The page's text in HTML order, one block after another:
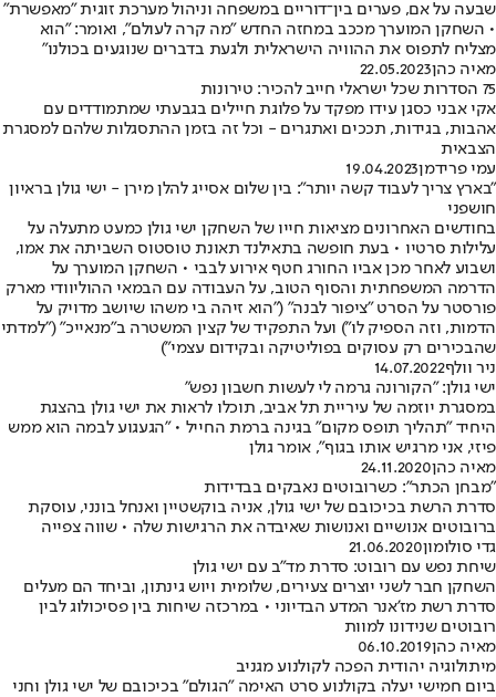
שבעה על אם, פערים בין־דוריים במשפחה וניהול מערכת זוגית "מאפשרת"
• השחקן המוערך מככב במחזה החדש "מה קרה לעולם", ואומר: "הוא
מצליח לתפוס את ההוויה הישראלית ולגעת בדברים שנוגעים בכולנו"
מאיה כהן22.05.2023
75 הסדרות שכל ישראלי חייב להכיר: טירונות
אקי אבני כסגן עידו מפקד על פלוגת חיילים בגבעתי שמתמודדים עם
אהבות, בגידות, תככים ואתגרים - וכל זה בזמן ההתסגלות שלהם למסגרת
הצבאית
עמי פרידמן19.04.2023
"בארץ צריך לעבוד קשה יותר": בין שלום אסייג להלן מירן - ישי גולן בראיון
חושפני
בחודשים האחרונים מציאות חייו של השחקן ישי גולן כמעט מתעלה על
עלילות סרטיו • בעת חופשה בתאילנד תאונת טוסטוס השביתה את אמו,
ושבוע לאחר מכן אביו החורג חטף אירוע לבבי • השחקן המוערך על
הדרמה המשפחתית והסוף הטוב, על העבודה עם הבמאי ההוליוודי מארק
פורסטר על הסרט "ציפור לבנה" ("הוא זיהה בי משהו שיושב מדויק על
הדמות, וזה הספיק לו") ועל התפקיד של קצין המשטרה ב"מנאייכ" ("למדתי
שהבכירים רק עסוקים בפוליטיקה ובקידום עצמי")
ניר וולף14.07.2022
ישי גולן: "הקורונה גרמה לי לעשות חשבון נפש"
במסגרת יוזמה של עיריית תל אביב, תוכלו לראות את ישי גולן בהצגת
היחיד "תהליך תופס מקום" בגינה ברמת החייל • "הגעגוע לבמה הוא ממש
פיזי, אני מרגיש אותו בגוף", אומר גולן
מאיה כהן24.11.2020
"מבחן הכתר": כשרובוטים נאבקים בבדידות
סדרת הרשת בכיכובם של ישי גולן, אניה בוקשטיין ואנחל בונני, עוסקת
ברובוטים אנושיים ואנושות שאיבדה את הרגישות שלה • שווה צפייה
גדי סולומון21.06.2020
שיחת נפש עם רובוט: סדרת מד"ב עם ישי גולן
השחקן חבר לשני יוצרים צעירים, שלומית ויוש גינתון, וביחד הם מעלים
סדרת רשת מז'אנר המדע הבדיוני • במרכזה שיחות בין פסיכולוג לבין
רובוטים שנידונו למוות
מאיה כהן06.10.2019
מיתולוגיה יהודית הפכה לקולנוע מגניב
ביום חמישי יעלה בקולנוע סרט האימה "הגולם" בכיכובם של ישי גולן וחני